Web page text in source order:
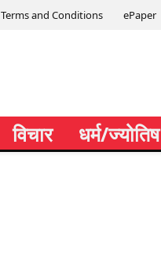
Terms and Conditions ePaper
विचार धर्म/ज्योतिष